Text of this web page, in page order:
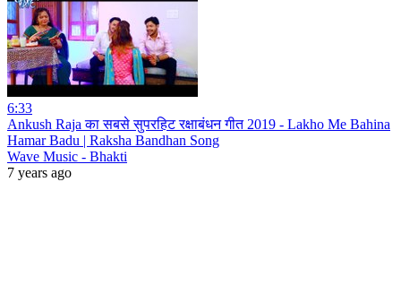
6:33
Ankush Raja का सबसे सुपरहिट रक्षाबंधन गीत 2019 - Lakho Me Bahina
Hamar Badu | Raksha Bandhan Song
Wave Music - Bhakti
7 years ago